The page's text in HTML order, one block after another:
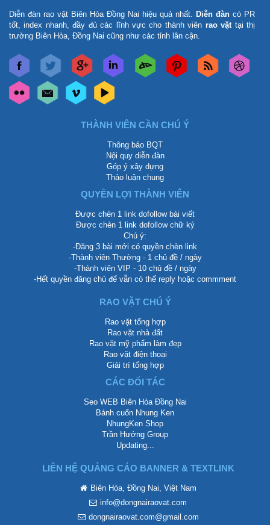
Diễn đàn rao vặt Biên Hòa Đồng Nai hiệu quả nhất. Diễn đàn có PR
tốt, index nhanh, đầy đủ các lĩnh vực cho thành viên rao vặttại thị
trường Biên Hòa, Đồng Nai cũng như các tỉnh lân cận.
THÀNH VIÊN CẦN CHÚ Ý
Thông báo BQT
Nội quy diễn đàn
Góp ý xây dựng
Thảo luận chung
QUYỀN LỢI THÀNH VIÊN
Được chèn 1 link dofollow bài viết
Được chèn 1 link dofollow chữ ký
Chú ý:
-Đăng 3 bài mới có quyền chèn link
-Thành viên Thường - 1 chủ đề / ngày
-Thành viên VIP - 10 chủ đề / ngày
-Hết quyền đăng chủ để vẫn có thể reply hoặc commment
RAO VẶT CHÚ Ý
Rao vặt tổng hợp
Rao vặt nhà đất
Rao vặt mỹ phẩm làm đẹp
Rao vặt điện thoại
Giải trí tổng hợp
CÁC ĐỐI TÁC
Seo WEB Biên Hòa Đồng Nai
Bánh cuốn Nhung Ken
NhungKen Shop
Trần Hướng Group
Updating...
LIÊN HỆ QUẢNG CÁO BANNER & TEXTLINK
Biên Hòa, Đồng Nai, Việt Nam
info@dongnairaovat.com
dongnairaovat.com@gmail.com